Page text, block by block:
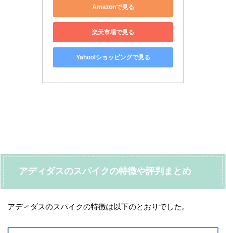
Amazonで見る
楽天市場で見る
Yahoo!ショッピングで見る
アディダスのスパイクの特徴や評判まとめ
アディダスのスパイクの特徴は以下のとおりでした。